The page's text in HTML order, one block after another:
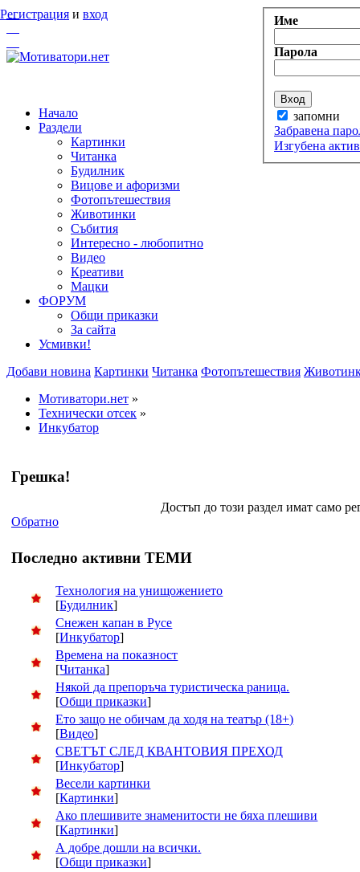
Регистрация и вход Име
Парола
запомни
Забравена
Изгубена
Начало
Раздели
Картинки
Читанка
Будилник
Вицове и афоризми
Фотопътешествия
Животинки
Събития
Интересно - любопитно
Видео
Креативи
Мацки
ФОРУМ
Общи приказки
За сайта
Усмивки!
Добави новина Картинки Читанка Фотопътешествия
Мотиватори.нет »
Технически отсек »
Инкубатор
Грешка!
Достъп до този раздел имат само
Обратно
Последно активни ТЕМИ
Технология на унищожението
[Будилник]
Снежен капан в Русе
[Инкубатор]
Времена на показност
[Читанка]
Някой да препоръча туристическа раница.
[Общи приказки]
Ето защо не обичам да ходя на театър (18+)
[Видео]
СВЕТЪТ СЛЕД КВАНТОВИЯ ПРЕХОД
[Инкубатор]
Весели картинки
[Картинки]
Ако плешивите знаменитости не бяха плешиви
[Картинки]
А добре дошли на всички.
[Общи приказки]